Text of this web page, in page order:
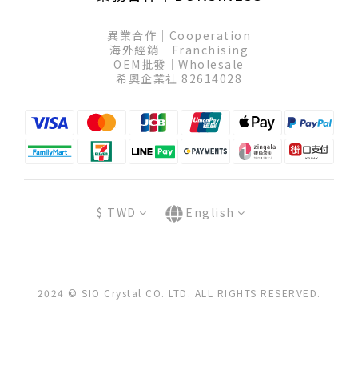
異業合作│Cooperation
海外經銷│Franchising
OEM批發│Wholesale
希奧企業社 82614028
$ TWD English
2024 © SIO Crystal CO. LTD. ALL RIGHTS RESERVED.